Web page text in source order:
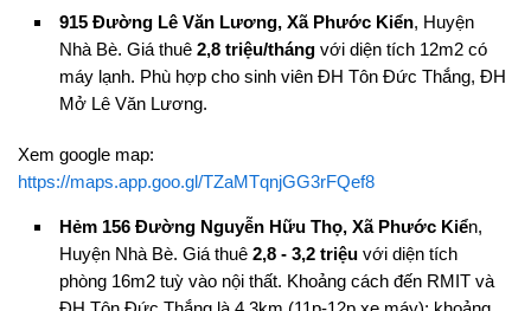
915 Đường Lê Văn Lương, Xã Phước Kiển, Huyện
Nhà Bè. Giá thuê 2,8 triệu/tháng với diện tích 12m2 có
máy lạnh. Phù hợp cho sinh viên ĐH Tôn Đức Thắng, ĐH
Mở Lê Văn Lương.
Xem google map:
https://maps.app.goo.gl/TZaMTqnjGG3rFQef8
Hẻm 156 Đường Nguyễn Hữu Thọ, Xã Phước Kiển,
Huyện Nhà Bè. Giá thuê 2,8 - 3,2 triệu với diện tích
phòng 16m2 tuỳ vào nội thất. Khoảng cách đến RMIT và